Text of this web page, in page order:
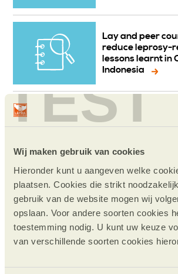
TEST
Wij maken gebruik van cookies
Hieronder kunt u aangeven welke
plaatsen. Cookies die strikt
gebruik van de website mogen wij
opslaan. Voor andere soorten cookies
toestemming nodig. U kunt uw keuze
van verschillende soorten cookies
Lay and peer
reduce leprosy-
lessons learnt in
Indonesia
Measuring
stigma – a pilot
Negligible risk of
resistance in
tuberculosis with
rifampicin as
prophylaxis for
of single dose